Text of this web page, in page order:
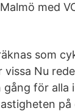
med
som
Nu
gång för alla
på